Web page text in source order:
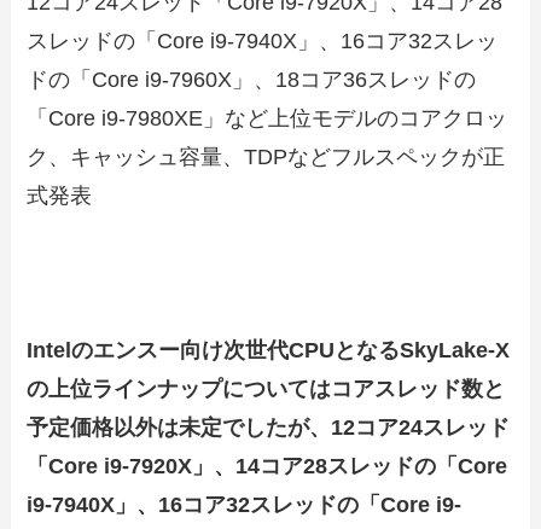
スレッドの「Core i9-7940X」、16コア32スレッ
ドの「Core i9-7960X」、18コア36スレッドの
「Core i9-7980XE」など上位モデルのコアクロッ
ク、キャッシュ容量、TDPなどフルスペックが正
式発表
Intelのエンスー向け次世代CPUとなるSkyLake-X
の上位ラインナップについてはコアスレッド数と
予定価格以外は未定でしたが、12コア24スレッド
「Core i9-7920X」、14コア28スレッドの「Core
i9-7940X」、16コア32スレッドの「Core i9-